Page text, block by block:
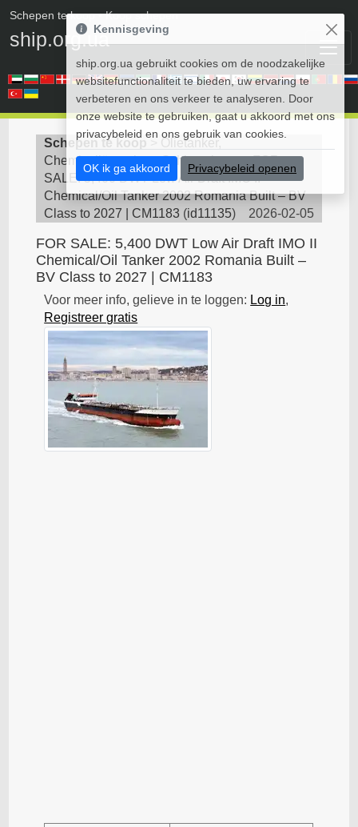
Schepen te koop• Koop schepen
ship.org.ua
Schepen te koop
Olietanker,
Chemicaliëntanker - Schip te koop>FOR
SALE: 5,400 DWT Low Air Draft IMO II
Chemical/Oil Tanker 2002 Romania Built – BV
Class to 2027 | CM1183 (id11135) 2026-02-05
FOR SALE: 5,400 DWT Low Air Draft IMO II
Chemical/Oil Tanker 2002 Romania Built –
BV Class to 2027 | CM1183
Voor meer info, gelieve in te loggen: Log in,
Registreer gratis
Kennisgeving
ship.org.ua gebruikt cookies om de noodzakelijke
websitefunctionaliteit te bieden, uw ervaring te
verbeteren en ons verkeer te analyseren. Door
onze website te gebruiken, gaat u akkoord met ons
privacybeleid en ons gebruik van cookies.
OK ik ga akkoord Privacybeleid openen